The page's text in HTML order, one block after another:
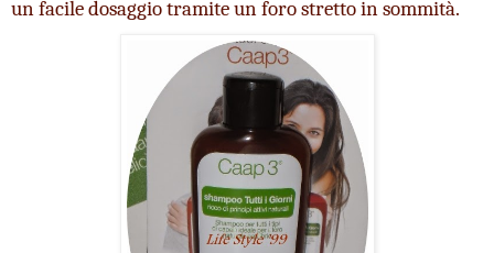
un facile dosaggio tramite un foro stretto in sommità.